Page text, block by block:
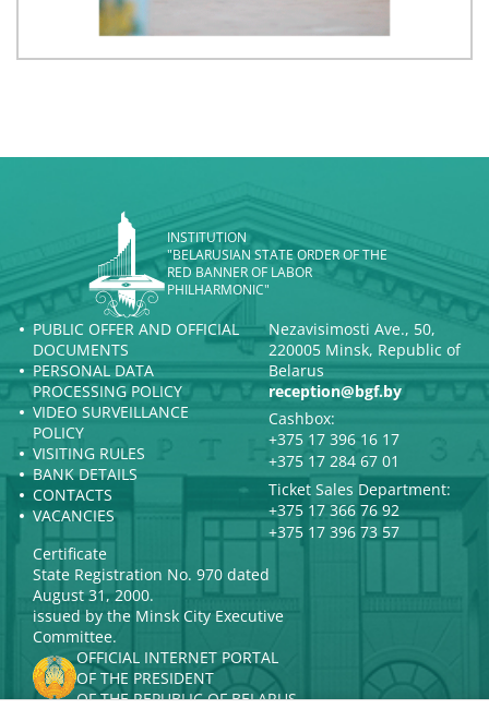
INSTITUTION
"BELARUSIAN STATE ORDER OF THE
RED BANNER OF LABOR
PHILHARMONIC"
PUBLIC OFFER AND OFFICIAL
DOCUMENTS
PERSONAL DATA
PROCESSING POLICY
VIDEO SURVEILLANCE
POLICY
VISITING RULES
BANK DETAILS
CONTACTS
VACANCIES
Nezavisimosti Ave., 50,
220005 Minsk, Republic of
Belarus
reception@bgf.by
Cashbox:
+375 17 396 16 17
+375 17 284 67 01
Ticket Sales Department:
+375 17 366 76 92
+375 17 396 73 57
Certificate
State Registration No. 970 dated
August 31, 2000.
issued by the Minsk City Executive
Committee.
OFFICIAL INTERNET PORTAL
OF THE PRESIDENT
OF THE REPUBLIC OF BELARUS